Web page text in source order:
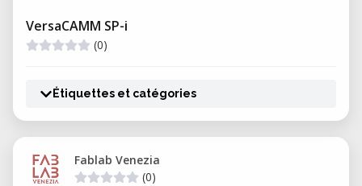
VersaCAMM SP-i
(0)
Étiquettes et catégories
Fablab Venezia
(0)